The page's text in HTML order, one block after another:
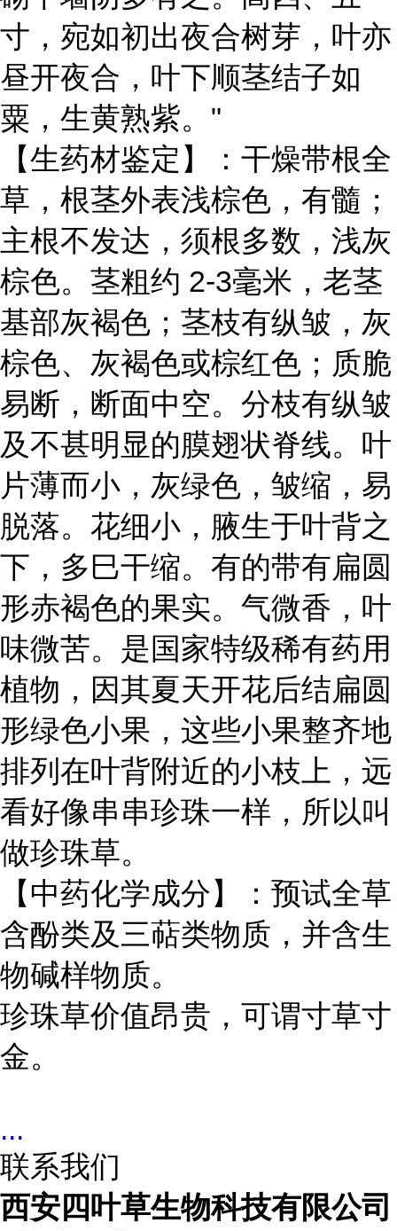
寸，宛如初出夜合树芽，叶亦
昼开夜合，叶下顺茎结子如
粟，生黄熟紫。"
【生药材鉴定】：干燥带根全
草，根茎外表浅棕色，有髓；
主根不发达，须根多数，浅灰
棕色。茎粗约 2-3毫米，老茎
基部灰褐色；茎枝有纵皱，灰
棕色、灰褐色或棕红色；质脆
易断，断面中空。分枝有纵皱
及不甚明显的膜翅状脊线。叶
片薄而小，灰绿色，皱缩，易
脱落。花细小，腋生于叶背之
下，多巳干缩。有的带有扁圆
形赤褐色的果实。气微香，叶
味微苦。是国家特级稀有药用
植物，因其夏天开花后结扁圆
形绿色小果，这些小果整齐地
排列在叶背附近的小枝上，远
看好像串串珍珠一样，所以叫
做珍珠草。
【中药化学成分】：预试全草
含酚类及三萜类物质，并含生
物碱样物质。
珍珠草价值昂贵，可谓寸草寸
金。
...
联系我们
西安四叶草生物科技有限公司